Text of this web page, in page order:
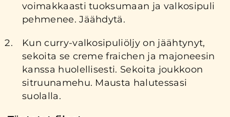
voimakkaasti tuoksumaan ja valkosipuli
pehmenee. Jäähdytä.
Kun curry-valkosipuliöljy on jäähtynyt,
sekoita se creme fraichen ja majoneesin
kanssa huolellisesti. Sekoita joukkoon
sitruunamehu. Mausta halutessasi
suolalla.